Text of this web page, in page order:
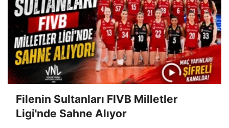
Filenin Sultanları FIVB Milletler
Ligi'nde Sahne Alıyor